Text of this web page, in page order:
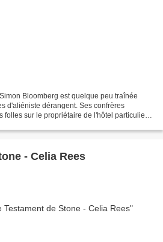
Bloomberg est quelque peu traînée
d'aliéniste dérangent. Ses confrères
folles sur le propriétaire de l'hôtel particulier
- Celia Rees